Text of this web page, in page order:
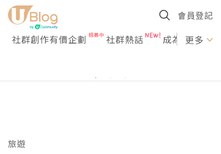
會員登記
社群創作有價企劃 社群熱話 成為U更多
旅遊